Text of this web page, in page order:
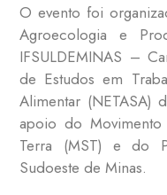
O evento foi
Agroecologia e
IFSULDEMINAS –
de Estudos em
Alimentar (NETASA)
apoio do Movimento
Terra (MST) e do
Sudoeste de Minas.